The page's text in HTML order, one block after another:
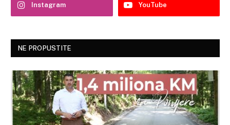
Instagram YouTube
NE PROPUSTITE